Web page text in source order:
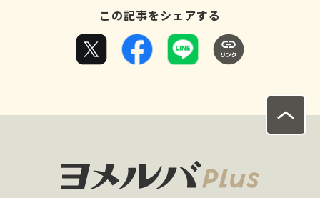
この記事をシェアする